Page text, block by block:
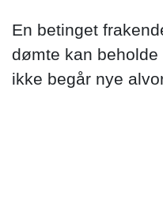
En betinget
dømte kan
ikke begår nye